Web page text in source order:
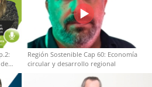
Región Sostenible Cap 60: Economía
circular y desarrollo regional